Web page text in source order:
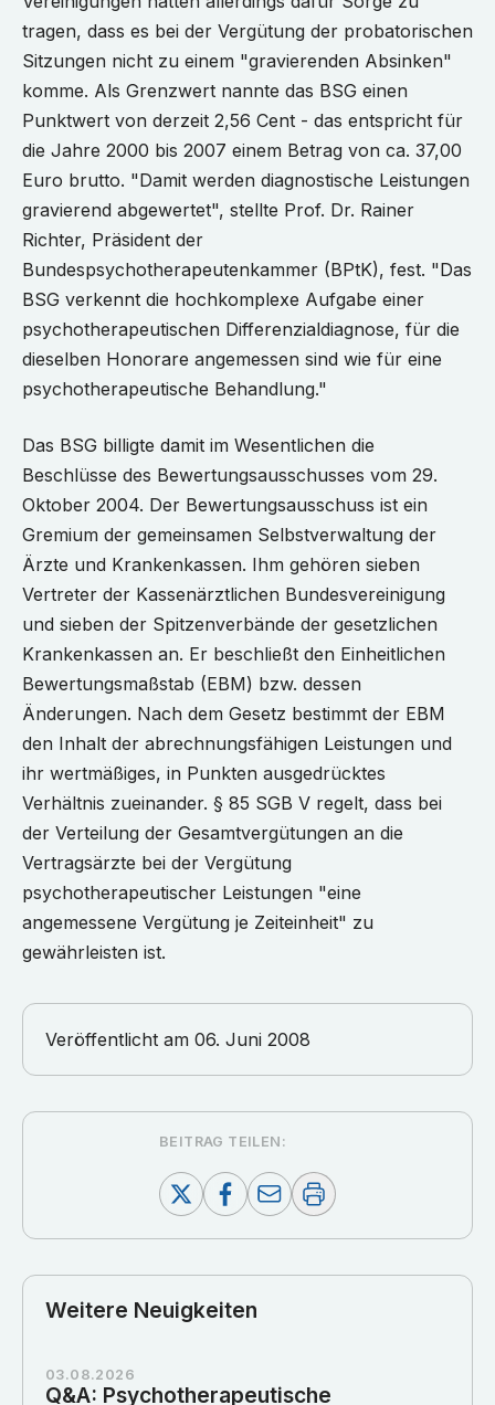
tragen, dass es bei der Vergütung der probatorischen
Sitzungen nicht zu einem "gravierenden Absinken"
komme. Als Grenzwert nannte das BSG einen
Punktwert von derzeit 2,56 Cent - das entspricht für
die Jahre 2000 bis 2007 einem Betrag von ca. 37,00
Euro brutto. "Damit werden diagnostische Leistungen
gravierend abgewertet", stellte Prof. Dr. Rainer
Richter, Präsident der
Bundespsychotherapeutenkammer (BPtK), fest. "Das
BSG verkennt die hochkomplexe Aufgabe einer
psychotherapeutischen Differenzialdiagnose, für die
dieselben Honorare angemessen sind wie für eine
psychotherapeutische Behandlung."
Das BSG billigte damit im Wesentlichen die
Beschlüsse des Bewertungsausschusses vom 29.
Oktober 2004. Der Bewertungsausschuss ist ein
Gremium der gemeinsamen Selbstverwaltung der
Ärzte und Krankenkassen. Ihm gehören sieben
Vertreter der Kassenärztlichen Bundesvereinigung
und sieben der Spitzenverbände der gesetzlichen
Krankenkassen an. Er beschließt den Einheitlichen
Bewertungsmaßstab (EBM) bzw. dessen
Änderungen. Nach dem Gesetz bestimmt der EBM
den Inhalt der abrechnungsfähigen Leistungen und
ihr wertmäßiges, in Punkten ausgedrücktes
Verhältnis zueinander. § 85 SGB V regelt, dass bei
der Verteilung der Gesamtvergütungen an die
Vertragsärzte bei der Vergütung
psychotherapeutischer Leistungen "eine
angemessene Vergütung je Zeiteinheit" zu
gewährleisten ist.
Veröffentlicht am 06. Juni 2008
BEITRAG TEILEN:
Weitere Neuigkeiten
03.08.2026
Q&A: Psychotherapeutische